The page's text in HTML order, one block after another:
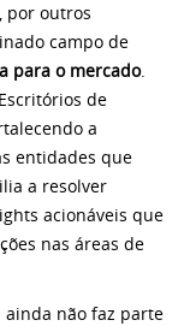
por outros
campo de
para o mercado.
de
a
entidades que
a resolver
acionáveis que
nas áreas de
ainda não faz parte